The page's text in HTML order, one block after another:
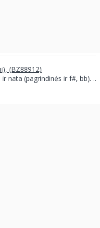
(BZ88912)
nata (pagrindinės ir f#, bb). ..